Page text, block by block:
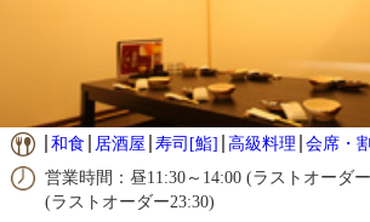
和食 居酒屋 寿司[鮨] 高級料理 会席・
営業時間：昼11:30～14:00 (ラストオーダ
(ラストオーダー23:30)